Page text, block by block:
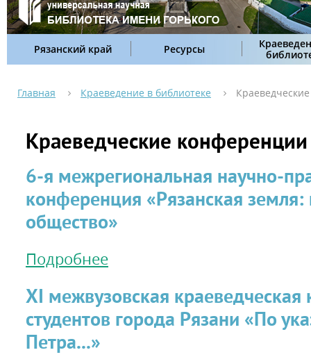
Рязанский край Ресурсы
Главная Краеведение в библиотеке
Краеведческие конференции
6-я межрегиональная научно-
конференция «Рязанская земля:
общество»
Подробнее
XI межвузовская
студентов города Рязани «По
Петра...»